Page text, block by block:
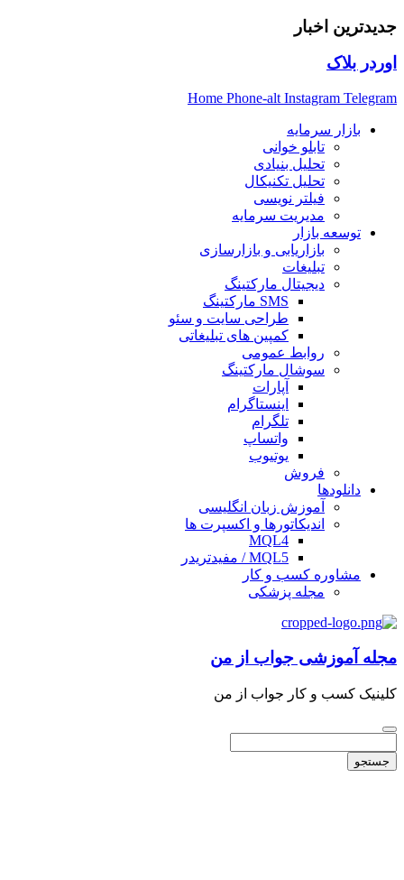
جدیدترین اخبار
اوردر بلاک
Home Phone-alt Instagram Telegram
بازار سرمایه
تابلو خوانی
تحلیل بنیادی
تحلیل تکنیکال
فیلتر نویسی
مدیریت سرمایه
توسعه بازار
بازاریابی و بازارسازی
تبلیغات
دیجیتال مارکتینگ
SMS مارکتینگ
طراحی سایت و سئو
کمپین های تبلیغاتی
روابط عمومی
سوشال مارکتینگ
آپارات
اینستاگرام
تلگرام
واتساپ
یوتیوب
فروش
دانلودها
آموزش زبان انگلیسی
اندیکاتورها و اکسپرت ها
MQL4
MQL5 / مفیدتریدر
مشاوره کسب و کار
مجله پزشکی
مجله آموزشی جواب از من
کلینیک کسب و کار جواب از من